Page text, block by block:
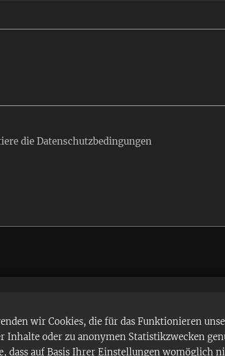
wir Cookies, die für das Funktionieren
oder zu anonymen Statistikzwecken
dass auf Basis Ihrer Einstellungen womöglich
die Datenschutzbedingungen